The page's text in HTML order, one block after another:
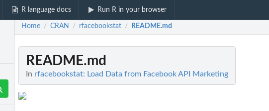
R language docs Run R in your browser
Home / CRAN / rfacebookstat / README.md
README.md
In rfacebookstat: Load Data from Facebook API Marketing